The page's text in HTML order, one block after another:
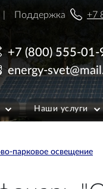
Поддержка +7
+7 (800) 555-01-
energy-
Наши услуги
парковое освещение